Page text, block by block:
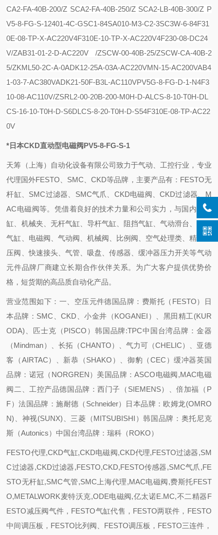
CA2-FA-40B-200/Z SCA2-FA-40B-250/Z SCA2-LB-40B-300/Z P
V5-8-FG-S-12401-4C-GSC1-84SA010-M3-C2-3SC3W-6-84F31
0E-08-TP-X-AC220V4F310E-10-TP-X-AC220V4F230-08-DC24
V/ZAB31-01-2-D-AC220V /ZSCW-00-40B-25/ZSCW-CA-40B-2
5/ZKML50-2C-A-0ADK12-25A-03A-AC220VMN-15-AC200VAB4
1-03-7-AC380VADK21-50F-B3L-AC110VPV5G-8-FG-D-1-N4F3
10-08-AC110V/ZSRL2-00-20B-200-M0H-D-ALCS-8-10-T0H-DL
CS-16-10-T0H-D-S6DLCS-8-20-T0H-D-S54F310E-08-TP-AC22
0V
*日本CKD直动型电磁阀PV5-8-FG-S-1
天筹（上海）自动化设备有限公司致力于气动、工控行业，专业
代理国外FESTO、SMC、CKD等品牌，主要产品有：FESTO无
杆缸、SMC过滤器、SMC气爪、CKD电磁阀、CKD过滤器、M
AC电磁阀等。凭借着良好的技术力量和公司实力，与国内外气
缸、机械夹、无杆气缸、导杆气缸、阻挡气缸、气动滑台、摆动
气缸、电磁阀、气动阀、机械阀、比例阀、空气处理类、精密减
压阀、快速接头、气管、吸盘、传感器、缓冲器压力开关等气动
元件品牌厂商建立长期合作伙伴关系。为广大客户提供优势价
格，短货期的高品质自动化产品。
营业范围如下： 一、空压元件德国品牌：费斯托（FESTO）
日
本品牌：SMC、CKD、小金井（KOGANEI）、黑田精工(KUR
ODA)、匹士克（PISCO） 韩国品牌:TPC中国台湾品牌：金器
（Mindman）、长拓（CHANTO）、气力可（CHELIC）、亚德
客（AIRTAC）、新恭（SHAKO）、御豹（CEC）缓冲器英国
品牌：诺冠（NORGREN） 美国品牌：ASCO电磁阀,MAC电磁
阀 二、工控产品德国品牌：西门子（SIEMENS）、倍加福（P
F）法国品牌：施耐德（Schneider） 日本品牌：欧姆龙(OMRO
N)、神视(SUNX)、三菱（MITSUBISHI）韩国品牌：奥托尼克
斯（Autonics）中国台湾品牌：瑞科（ROKO）
FESTO代理,CKD气缸,CKD电磁阀,CKD代理,FESTO过滤器,SM
C过滤器,CKD过滤器,FESTO,CKD,FESTO传感器,SMC气爪,FE
STO无杆缸,SMC气管,SMC上海代理,MAC电磁阀,费斯托FEST
O,METALWORK麦特沃克,ODE电磁阀,亿太诺E.MC,不二精器F
ESTO减压阀气件，FESTO气缸代售，FESTO两联件，FESTO
中间调压板，FESTO比列阀、FESTO调压板，FESTO三连件，